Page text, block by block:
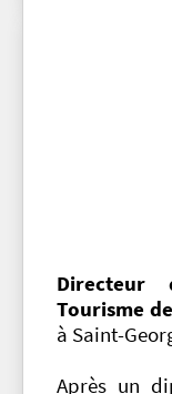
Directeur
Tourisme
à Saint-
Après un